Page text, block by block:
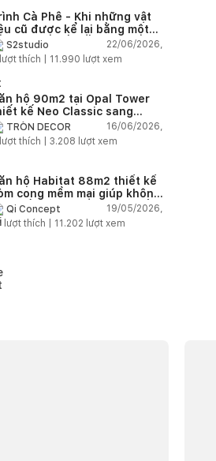
Cà Phê - Khi những vật
cũ được kể lại bằng một
ngữ thiết kế mới
S2studio
22/06/2026,
lượt thích | 11.990 lượt xem
hộ 90m2 tại Opal Tower
kế Neo Classic sang
cho gia đình trẻ
TRÒN DECOR
16/06/2026,
lượt thích | 3.208 lượt xem
hộ Habitat 88m2 thiết kế
cong mềm mại giúp không
sống hiện đại trở nên ấm
hơn
Qi Concept
19/05/2026,
lượt thích | 11.202 lượt xem